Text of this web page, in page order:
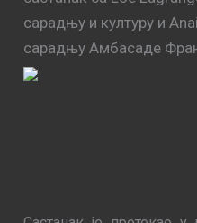
сарадњу и културу и
сарадњу Амбасаде